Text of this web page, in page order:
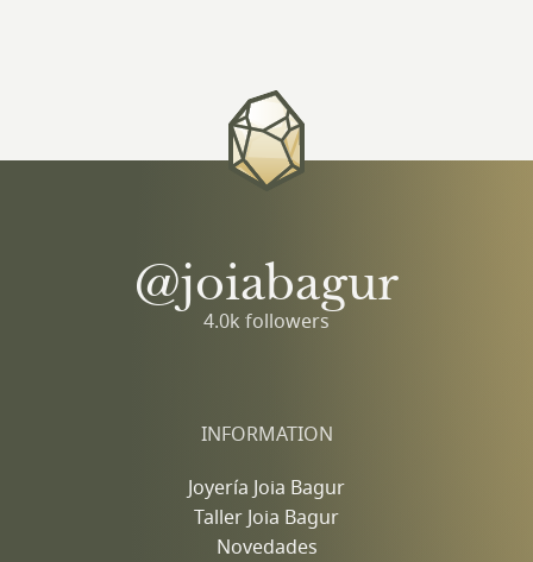
@joiabagur
4.0k followers
INFORMATION
Joyería Joia Bagur
Taller Joia Bagur
Novedades